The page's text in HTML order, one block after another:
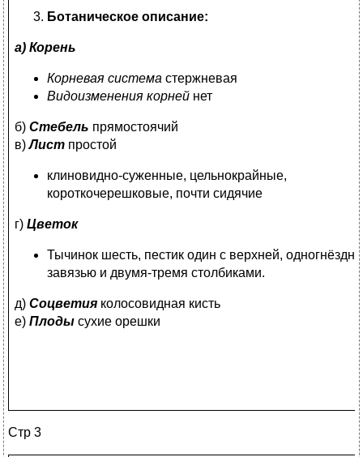
Ботаническое описание:
а) Корень
Корневая система стержневая
Видоизменения корней нет
б) Стебель прямостоячий
в)Лист простой
клиновидно-суженные, цельнокрайные,
короткочерешковые, почти сидячие
г) Цветок
Тычинок шесть, пестик один с верхней,
завязью и двумя-тремя столбиками.
д) Соцветия колосовидная кисть
е) Плоды сухие орешки
Стр 3